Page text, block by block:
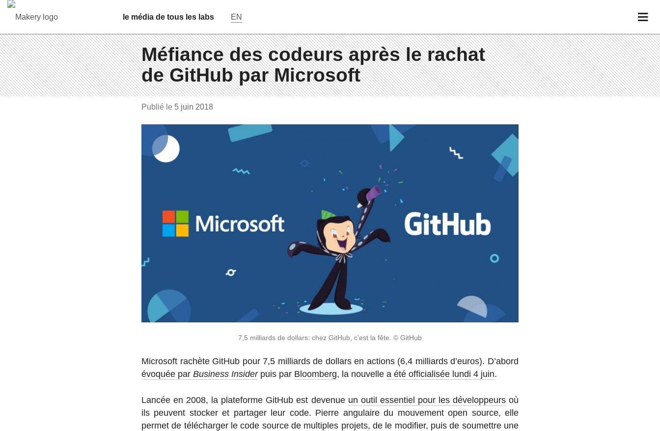
le média de tous les labs EN
Méfiance des codeurs après le rachat
de GitHub par Microsoft
Publié le 5 juin 2018
7,5 mil­liards de dollars: chez GitHub, c’est la fête. © GitHub
Mi­cro­soft rachète GitHub pour 7,5 mil­liards de dollars en actions (6,4 mil­liards d’euros). D’abord
évoquée par Bu­si­ness Insiderpuis par Bloom­berg, la nou­velle a été of­fi­cia­li­sée lundi 4 juin.
Lancée en 2008, la pla­te­forme GitHub est devenue un outil es­sen­tiel pour les développeursoù
ils peuvent stocker et par­ta­ger leur code. Pierre an­gu­laire du mou­ve­ment open source, elle
permet de té­lé­char­ger le code source de mul­tiples projets, de le mo­di­fier, puis de sou­mettre une